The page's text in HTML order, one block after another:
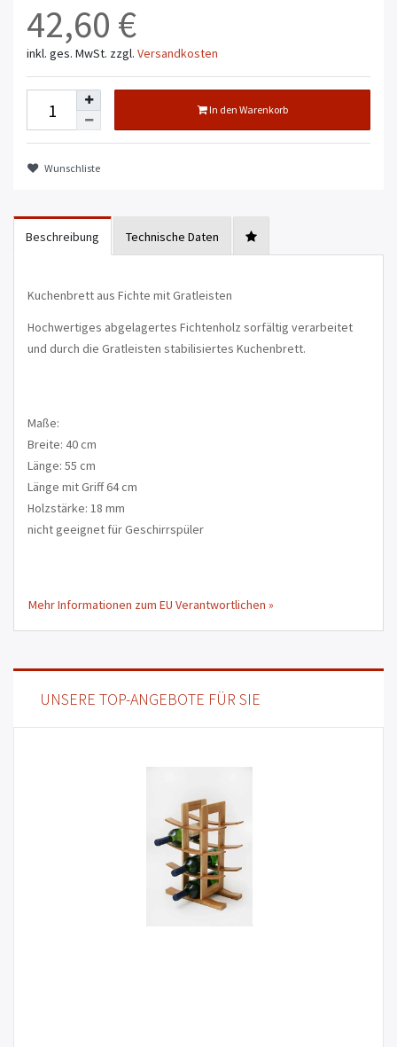
42,60 €
inkl. ges. MwSt. zzgl. Versandkosten
In den Warenkorb
Wunschliste
Beschreibung Technische Daten
Kuchenbrett aus Fichte mit Gratleisten
Hochwertiges abgelagertes Fichtenholz sorfältig verarbeitet
und durch die Gratleisten stabilisiertes Kuchenbrett.
Maße:
Breite: 40 cm
Länge: 55 cm
Länge mit Griff 64 cm
Holzstärke: 18 mm
nicht geeignet für Geschirrspüler
Mehr Informationen zum EU Verantwortlichen »
UNSERE TOP-ANGEBOTE FÜR SIE